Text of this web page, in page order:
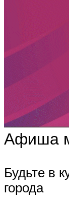
Афиша
Будьте в
города